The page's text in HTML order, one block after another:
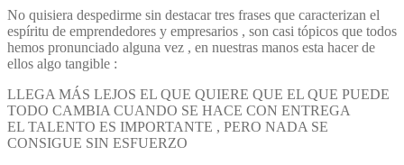
No quisiera despedirme sin destacar tres frases que caracterizan el
espíritu de emprendedores y empresarios , son casi tópicos que todos
hemos pronunciado alguna vez , en nuestras manos esta hacer de
ellos algo tangible :
LLEGA MÁS LEJOS EL QUE QUIERE QUE EL QUE PUEDE
TODO CAMBIA CUANDO SE HACE CON ENTREGA
EL TALENTO ES IMPORTANTE , PERO NADA SE
CONSIGUE SIN ESFUERZO